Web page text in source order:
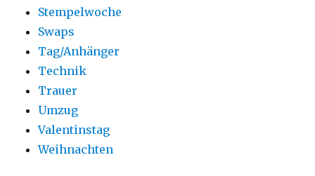
Stempelwoche
Swaps
Tag/Anhänger
Technik
Trauer
Umzug
Valentinstag
Weihnachten